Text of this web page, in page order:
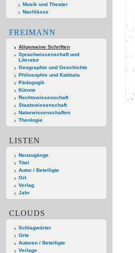
Musik und Theater
Nachlässe
FREIMANN
Allgemeine Schriften
Sprachwissenschaft und
Literatur
Geographie und Geschichte
Philosophie und Kabbala
Pädagogik
Künste
Rechtswissenschaft
Staatswissenschaft
Naturwissenschaften
Theologie
LISTEN
Neuzugänge
Titel
Autor / Beteiligte
Ort
Verlag
Jahr
CLOUDS
Schlagwörter
Orte
Autoren / Beteiligte
Verlage